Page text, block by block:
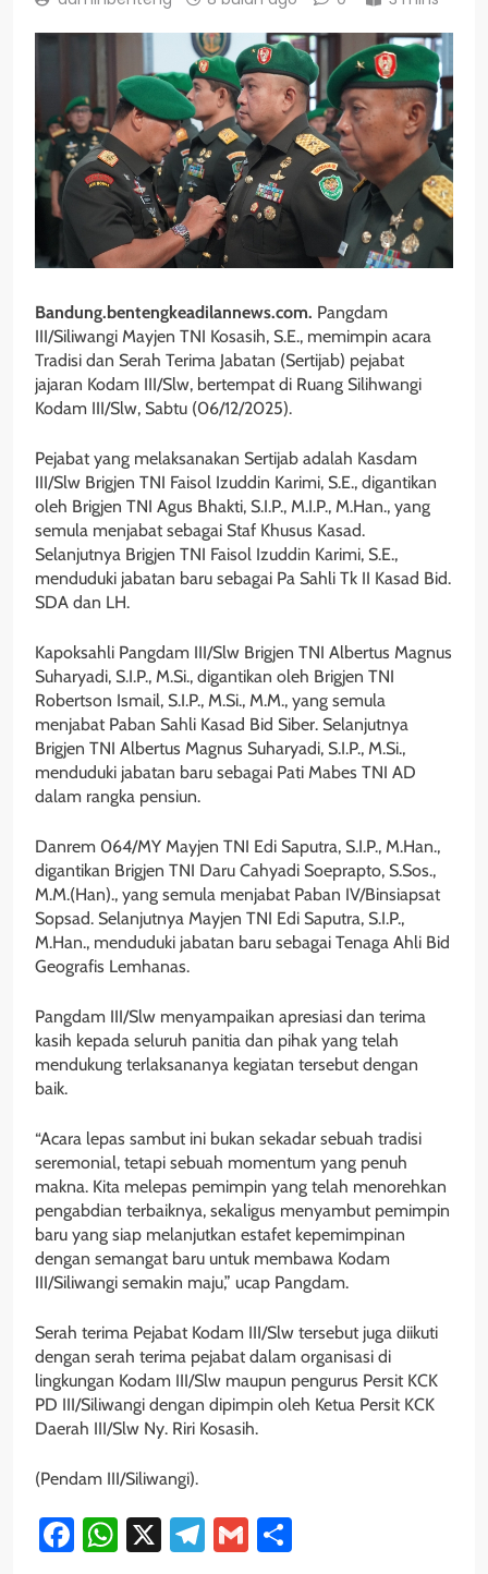
Bandung.bentengkeadilannews.com. Pangdam
III/Siliwangi Mayjen TNI Kosasih, S.E., memimpin acara
Tradisi dan Serah Terima Jabatan (Sertijab) pejabat
jajaran Kodam III/Slw, bertempat di Ruang Silihwangi
Kodam III/Slw, Sabtu (06/12/2025).
Pejabat yang melaksanakan Sertijab adalah Kasdam
III/Slw Brigjen TNI Faisol Izuddin Karimi, S.E., digantikan
oleh Brigjen TNI Agus Bhakti, S.I.P., M.I.P., M.Han., yang
semula menjabat sebagai Staf Khusus Kasad.
Selanjutnya Brigjen TNI Faisol Izuddin Karimi, S.E.,
menduduki jabatan baru sebagai Pa Sahli Tk II Kasad Bid.
SDA dan LH.
Kapoksahli Pangdam III/Slw Brigjen TNI Albertus Magnus
Suharyadi, S.I.P., M.Si., digantikan oleh Brigjen TNI
Robertson Ismail, S.I.P., M.Si., M.M., yang semula
menjabat Paban Sahli Kasad Bid Siber. Selanjutnya
Brigjen TNI Albertus Magnus Suharyadi, S.I.P., M.Si.,
menduduki jabatan baru sebagai Pati Mabes TNI AD
dalam rangka pensiun.
Danrem 064/MY Mayjen TNI Edi Saputra, S.I.P., M.Han.,
digantikan Brigjen TNI Daru Cahyadi Soeprapto, S.Sos.,
M.M.(Han)., yang semula menjabat Paban IV/Binsiapsat
Sopsad. Selanjutnya Mayjen TNI Edi Saputra, S.I.P.,
M.Han., menduduki jabatan baru sebagai Tenaga Ahli Bid
Geografis Lemhanas.
Pangdam III/Slw menyampaikan apresiasi dan terima
kasih kepada seluruh panitia dan pihak yang telah
mendukung terlaksananya kegiatan tersebut dengan
baik.
“Acara lepas sambut ini bukan sekadar sebuah tradisi
seremonial, tetapi sebuah momentum yang penuh
makna. Kita melepas pemimpin yang telah menorehkan
pengabdian terbaiknya, sekaligus menyambut pemimpin
baru yang siap melanjutkan estafet kepemimpinan
dengan semangat baru untuk membawa Kodam
III/Siliwangi semakin maju,” ucap Pangdam.
Serah terima Pejabat Kodam III/Slw tersebut juga diikuti
dengan serah terima pejabat dalam organisasi di
lingkungan Kodam III/Slw maupun pengurus Persit KCK
PD III/Siliwangi dengan dipimpin oleh Ketua Persit KCK
Daerah III/Slw Ny. Riri Kosasih.
(Pendam III/Siliwangi).
Facebook
WhatsApp
X Telegram
Gmail